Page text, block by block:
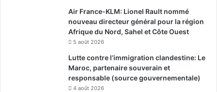
Air France-KLM: Lionel Rault nommé
nouveau directeur général pour la région
Afrique du Nord, Sahel et Côte Ouest
5 août 2026
Lutte contre l’immigration clandestine: Le
Maroc, partenaire souverain et
responsable (source gouvernementale)
4 août 2026